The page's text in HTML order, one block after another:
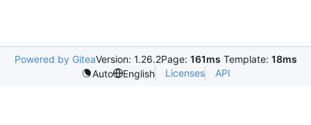
Powered by GiteaVersion: 1.26.2Page: 161ms Template: 18ms
Auto
English Licenses API